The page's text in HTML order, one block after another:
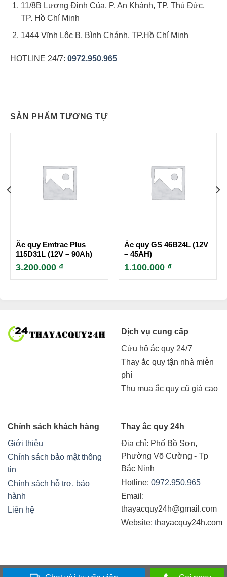
11/8B Lương Định Của, P. An Khánh, TP. Thủ Đức,
TP. Hồ Chí Minh
1444 Vĩnh Lộc B, Bình Chánh, TP.Hồ Chí Minh
HOTLINE 24/7: 0972.950.965
SẢN PHẨM TƯƠNG TỰ
Ắc quy Emtrac Plus
115D31L (12V – 90Ah)
3.200.000 ₫
Ắc quy GS 46B24L (12V
– 45AH)
1.100.000 ₫
Dịch vụ cung cấp
Cứu hộ ắc quy 24/7
Thay ắc quy tận nhà miễn
phí
Thu mua ắc quy cũ giá cao
Chính sách khách hàng
Giới thiệu
Chính sách bảo mật thông
tin
Chính sách hỗ trợ, bảo
hành
Liên hệ
Thay ắc quy 24h
Địa chỉ: Phố Bồ Sơn,
Phường Võ Cường - Tp
Bắc Ninh
Hotline: 0972.950.965
Email:
thayacquy24h@gmail.com
Website: thayacquy24h.com